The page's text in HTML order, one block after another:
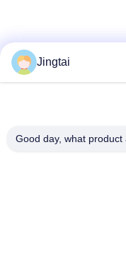
0086-755-
Jingtai
Good day, what